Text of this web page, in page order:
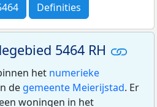
Definities
5464 RH
het numerieke
de gemeente Meierijstad. Er
woningen in het